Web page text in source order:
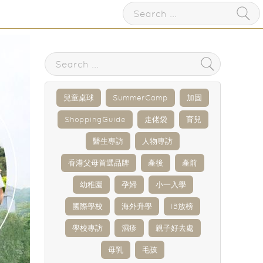
兒童桌球 SummerCamp 加固
ShoppingGuide 走佬袋 育兒
醫生專訪 人物專訪
香港父母首選品牌 產後 產前
幼稚園 孕婦 小一入學
國際學校 海外升學 IB放榜
學校專訪 濕疹 親子好去處
母乳 毛孩